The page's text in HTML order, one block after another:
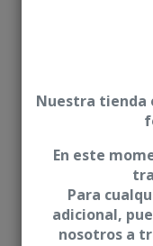
Nuestra tienda
En este
Para
adicional,
nosotros a